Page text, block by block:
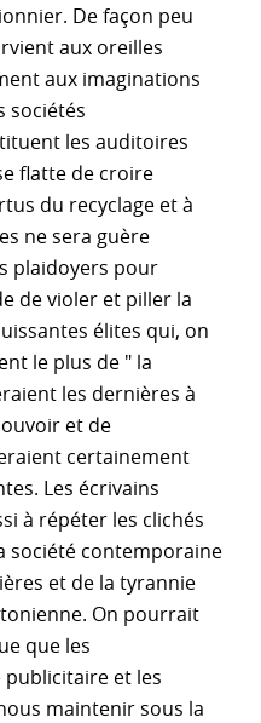
De façon peu
aux oreilles
aux imaginations
sociétés
les auditoires
flatte de croire
du recyclage et à
ne sera guère
plaidoyers pour
de violer et piller la
élites qui, on
le plus de " la
les dernières à
et de
certainement
Les écrivains
à répéter les clichés
société contemporaine
et de la tyrannie
On pourrait
que les
et les
maintenir sous la